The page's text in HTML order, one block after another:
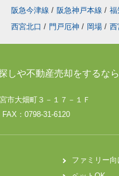
阪急今津線 / 阪急神戸本線 / 福
西宮北口 / 門戸厄神 / 岡場 / 西
しや不動産売却をするな
市大畑町３－１７－１Ｆ
：0798-31-6120
ファミリー